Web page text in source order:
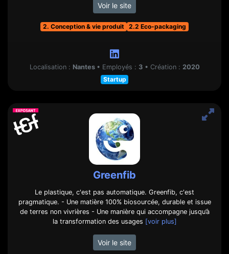
Voir le site
2. Conception & vie produit 2.2 Eco-packaging
Localisation : Nantes • Employés : 3 • Création : 2020
Startup
Greenfib
Le plastique, c'est pas automatique. Greenfib, c'est
pragmatique. - Une matière 100% biosourcée, durable et issue
de terres non vivrières - Une manière qui accompagne jusqu’à
la transformation des usages [voir plus]
Voir le site